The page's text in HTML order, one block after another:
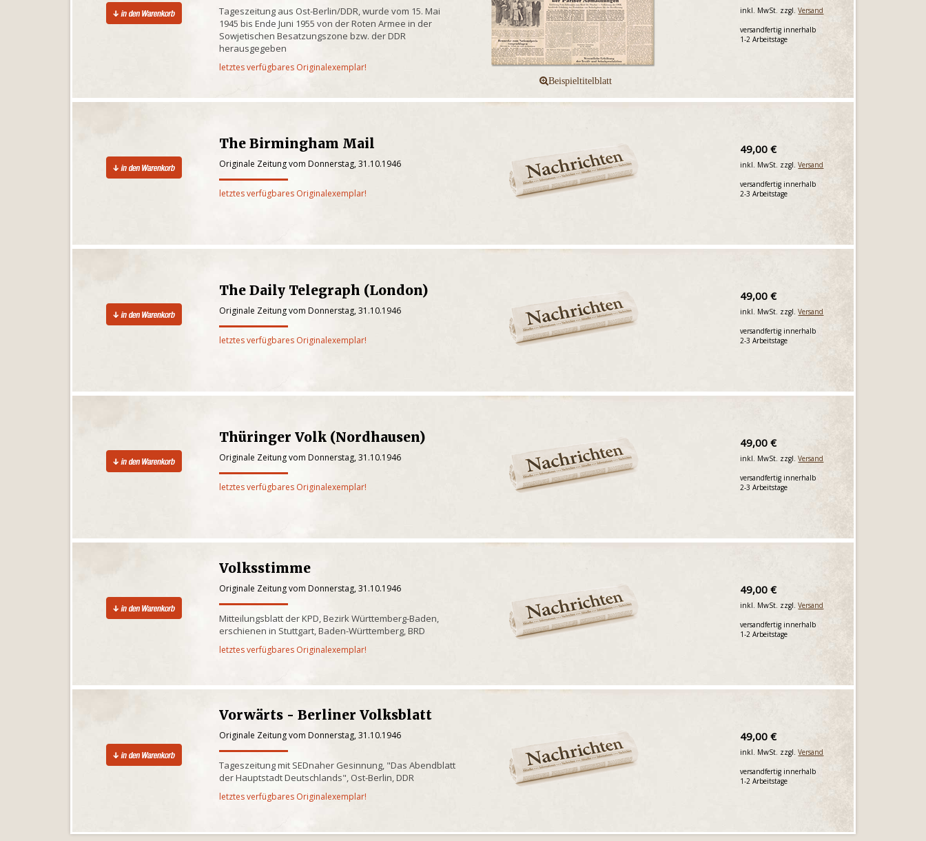
Tageszeitung aus Ost-Berlin/DDR, wurde vom 15. Mai
1945 bis Ende Juni 1955 von der Roten Armee in der
Sowjetischen Besatzungszone bzw. der DDR
herausgegeben
letztes verfügbares Originalexemplar!
inkl. MwSt. zzgl.Versand
versandfertig innerhalb
1-2 Arbeitstage
The Birmingham Mail
Originale Zeitung vom Donnerstag, 31.10.1946
letztes verfügbares Originalexemplar!
49,00 €
inkl. MwSt. zzgl.Versand
versandfertig innerhalb
2-3 Arbeitstage
The Daily Telegraph (London)
Originale Zeitung vom Donnerstag, 31.10.1946
letztes verfügbares Originalexemplar!
49,00 €
inkl. MwSt. zzgl.Versand
versandfertig innerhalb
2-3 Arbeitstage
Thüringer Volk (Nordhausen)
Originale Zeitung vom Donnerstag, 31.10.1946
letztes verfügbares Originalexemplar!
49,00 €
inkl. MwSt. zzgl.Versand
versandfertig innerhalb
2-3 Arbeitstage
Volksstimme
Originale Zeitung vom Donnerstag, 31.10.1946
Mitteilungsblatt der KPD, Bezirk Württemberg-Baden,
erschienen in Stuttgart, Baden-Württemberg, BRD
letztes verfügbares Originalexemplar!
49,00 €
inkl. MwSt. zzgl.Versand
versandfertig innerhalb
1-2 Arbeitstage
Vorwärts - Berliner Volksblatt
Originale Zeitung vom Donnerstag, 31.10.1946
Tageszeitung mit SEDnaher Gesinnung, "Das Abendblatt
der Hauptstadt Deutschlands", Ost-Berlin, DDR
letztes verfügbares Originalexemplar!
49,00 €
inkl. MwSt. zzgl.Versand
versandfertig innerhalb
1-2 Arbeitstage